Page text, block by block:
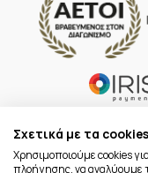
Σχετικά με τα cookies
Χρησιμοποιούμε cookies
πλοήγησης, να αναλύουμε